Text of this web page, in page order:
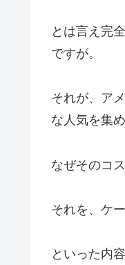
とは言え完
ですが。
それが、ア
な人気を集
なぜそのコ
それを、ケ
といった内容